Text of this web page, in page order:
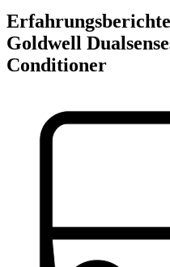
Goldwell
Conditioner